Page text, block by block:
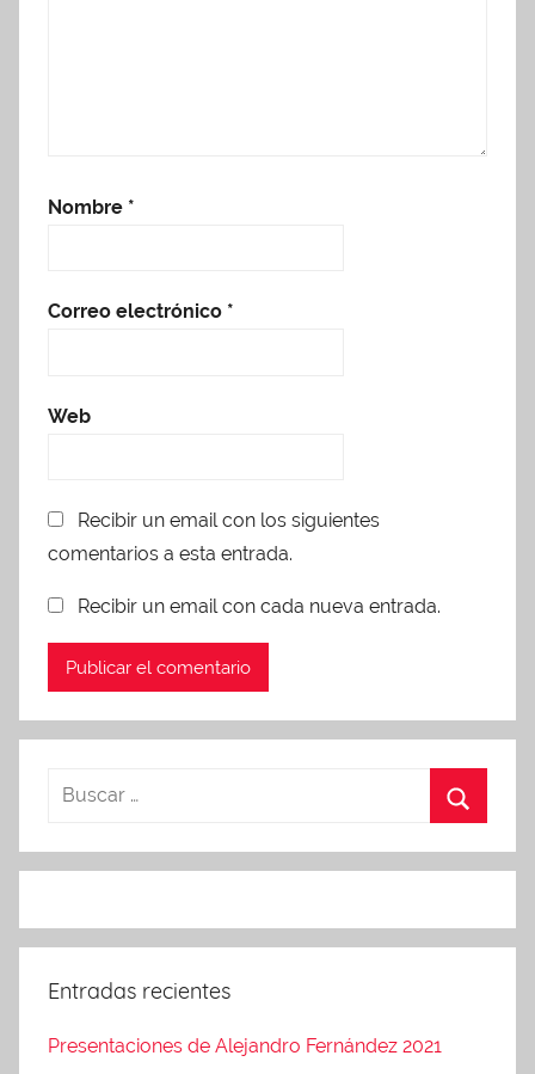
Nombre *
Correo electrónico *
Web
Recibir un email con los siguientes
comentarios a esta entrada.
Recibir un email con cada nueva entrada.
Entradas recientes
Presentaciones de Alejandro Fernández 2021